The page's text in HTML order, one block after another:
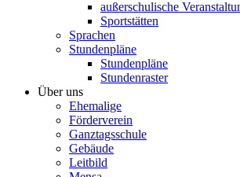
außerschulische
Sportstätten
Sprachen
Stundenpläne
Stundenpläne
Stundenraster
Über uns
Ehemalige
Förderverein
Ganztagsschule
Gebäude
Leitbild